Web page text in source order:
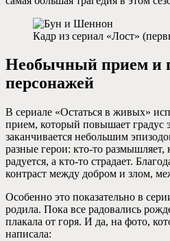
Кадр из сериал «Лост»
Необычный прием и
персонажей
В сериале «Остаться в живых»
прием, который повышает градус
заканчивается небольшим
разные герои: кто-то размышляет,
радуется, а кто-то страдает.
контраст между добром и злом,
Особенно это показательно в
родила. Пока все радовались
плакала от горя. И да, на фото,
написала: